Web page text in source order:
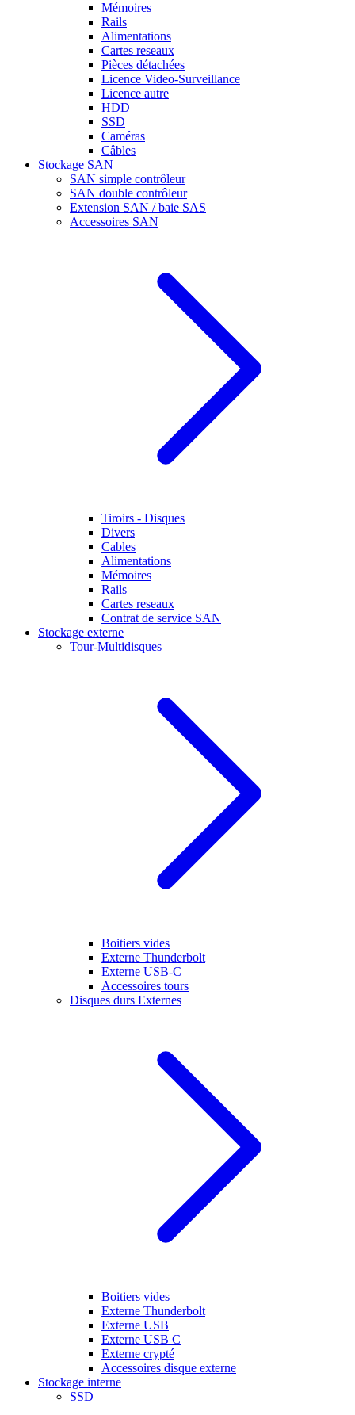
Mémoires
Rails
Alimentations
Cartes reseaux
Pièces détachées
Licence Video-Surveillance
Licence autre
HDD
SSD
Caméras
Câbles
Stockage SAN
SAN simple contrôleur
SAN double contrôleur
Extension SAN / baie SAS
Accessoires SAN
Tiroirs - Disques
Divers
Cables
Alimentations
Mémoires
Rails
Cartes reseaux
Contrat de service SAN
Stockage externe
Tour-Multidisques
Boitiers vides
Externe Thunderbolt
Externe USB-C
Accessoires tours
Disques durs Externes
Boitiers vides
Externe Thunderbolt
Externe USB
Externe USB C
Externe crypté
Accessoires disque externe
Stockage interne
SSD